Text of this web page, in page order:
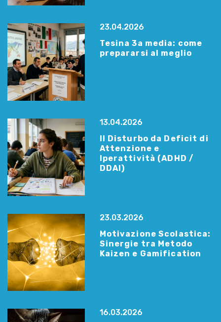
23.04.2026
Tesina 3a media: come
prepararsi al meglio
13.04.2026
Il Disturbo da Deficit di
Attenzione e
Iperattività (ADHD /
DDAI)
23.03.2026
Motivazione Scolastica:
Sinergie tra Metodo
Kaizen e Gamification
16.03.2026